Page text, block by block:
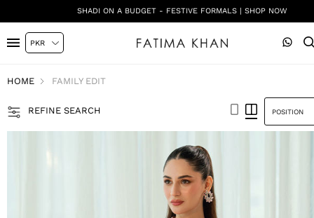
ENDLESS SUMMER '26 | LAUNCHING ON 10TH AUGUST
HOME FAMILY EDIT
REFINE SEARCH